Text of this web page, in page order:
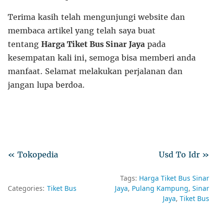
Terima kasih telah mengunjungi website dan
membaca artikel yang telah saya buat
tentang Harga Tiket Bus Sinar Jaya pada
kesempatan kali ini, semoga bisa memberi anda
manfaat. Selamat melakukan perjalanan dan
jangan lupa berdoa.
Usd To Idr »
« Tokopedia
Categories: Tiket Bus
Tags: Harga Tiket Bus Sinar
Jaya Pulang Kampung Sinar
Jaya Tiket Bus